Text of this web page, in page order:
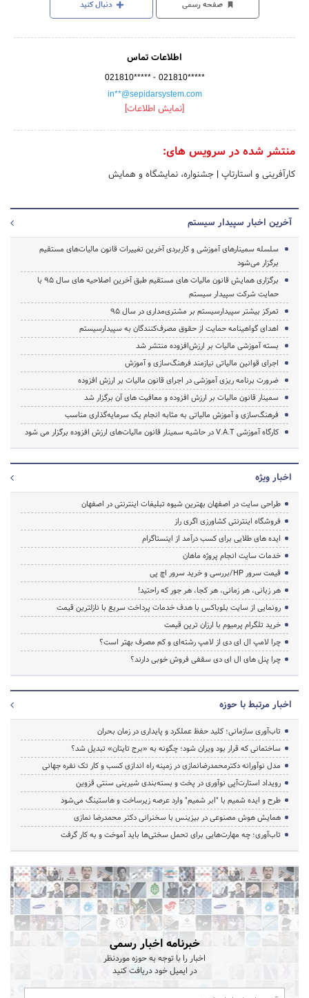
صفحه رسمی دنبال کنید
اطلاعات تماس
021810***** - 021810*****
in**@sepidarsystem.com
[نمایش اطلاعات]
منتشر شده در سرویس های:
کارآفرینی و استارتاپ | جشنواره، نمایشگاه و همایش
آخرین اخبار سپیدار سیستم
سلسله سمینارهای آموزشی و کاربردی آخرین تغییرات قانون مالیات‌های مستقیم
برگزار می‌شود
برگزاری همایش قانون مالیات های مستقیم طبق آخرین اصلاحیه های سال 95 با
حمایت شرکت سپیدار سیستم
تمرکز بیشتر سپیدارسیستم بر مشتری‌مداری در سال 95
اهدای گواهینامه حمایت از حقوق مصرف‌کنندگان به سپیدارسیستم
بسته آموزشی مالیات بر ارزش‌افزوده منتشر شد
اجرای قوانین مالیاتی نیازمند فرهنگ‌سازی و آموزش
ضرورت برنامه ریزی آموزشی در اجرای قانون مالیات بر ارزش افزوده
سمینار قانون مالیات بر ارزش افزوده و معافیت های آن برگزار شد
فرهنگ‌سازی و آموزش مالیاتی به مثابه انجام یک سرمایه‌گذاری مناسب
کارگاه آموزشی V.A.T در حاشیه سمینار قانون مالیات‌های ارزش افزوده برگزار می شود
اخبار ویژه
طراحی سایت در اصفهان بهترین شیوه تبلیغات اینترنتی در اصفهان
فروشگاه اینترنتی کشاورزی اگری راز
ایده های طلایی برای کسب درآمد از اینستاگرام
خدمات سایت انجام پروژه ماهان
قیمت سرور HP/بررسی و خرید سرور اچ پی
هر زبانی، هر زمانی، هر کجا، هر جور که راحتید!
رونمایی از سایت بلوباکس با هدف خدمات پرداخت سریع با نازلترین قیمت
خرید تلگرام پرمیوم با ارزان ترین قیمت
چرا لامپ ال ای دی از لامپ رشته‌ای و کم مصرف بهتر است؟
چرا پنل های ال ای دی سقفی فروش خوبی دارند؟
اخبار مرتبط با حوزه
تاب‌آوری سازمانی؛ کلید حفظ عملکرد و پایداری در زمان بحران
ساختمانی که قرار بود ویران شود؛ چگونه به «برج تایتان» تبدیل شد؟
مدل نوآورانه دکترمحمدرضانمازی در زمینه راه اندازی کسب و کار تک نفره جهانی
رویداد استارت‌آپی نوآوری در پخت و بسته‌بندی شیرینی سنتی قزوین
طرح و ایده شمیم با "ابر شمیم" وارد عرصه زیرساخت و هاستینگ می‌شود
همایش هوش مصنوعی در بیزینس با سخنرانی دکتر محمدرضا نمازی
تاب‌آوری؛ چه مهارت‌هایی برای تحمل سختی‌ها باید آموخت و به کار گرفت
خبرنامه اخبار رسمی
اخبار را با توجه به حوزه موردنظر
در ایمیل خود دریافت کنید